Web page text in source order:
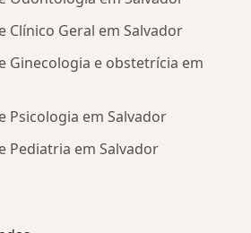
Clínico Geral em Salvador
Ginecologia e obstetrícia em
Psicologia em Salvador
Pediatria em Salvador